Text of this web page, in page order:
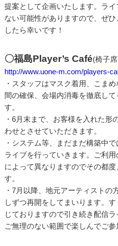
提案として企画いたします。ラ
ない可能性がありますので、ぜ
したら幸いです！
〇福島Player’s Café(椅子
http://www.uone-m.com/players-
・スタッフはマスク着用、こま
間の確保、会場内消毒を徹底し
す。
・6月末まで、お客様を入れた形
わせとさせていただきます。
・システム等、まだまだ構築中
ライブを行っていきます。ご利
によって異なりますのでその都
す。
・7月以降、地元アーティストの
しずつ再開をしてまいります。
じておりますので引き続き配信ラ
ご無理のない範囲で楽しんでご